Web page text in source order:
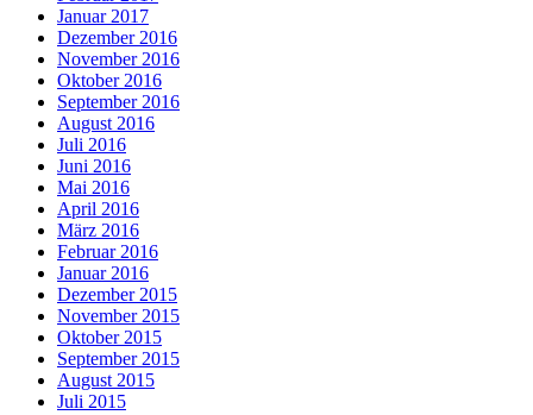
Januar 2017
Dezember 2016
November 2016
Oktober 2016
September 2016
August 2016
Juli 2016
Juni 2016
Mai 2016
April 2016
März 2016
Februar 2016
Januar 2016
Dezember 2015
November 2015
Oktober 2015
September 2015
August 2015
Juli 2015